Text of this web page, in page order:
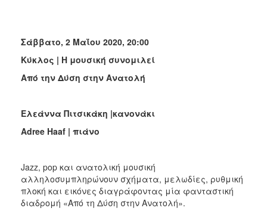
Σάββατο, 2 Μαΐου 2020, 20:00
Κύκλος | H μουσική συνομιλεί
Από την Δύση στην Ανατολή
Ελεάννα Πιτσικάκη |κανονάκι
Adree Haaf | πιάνο
Jazz, pop και ανατολική μουσική
αλληλοσυμπληρώνουν σχήματα, μελωδίες, ρυθμική
πλοκή και εικόνες διαγράφοντας μία φανταστική
διαδρομή «Από τη Δύση στην Ανατολή».